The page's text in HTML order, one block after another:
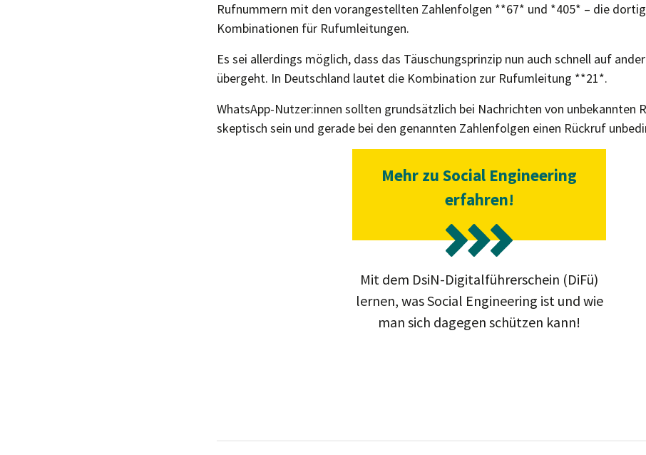
Rufnummern mit den vorangestellten Zahlenfolgen **67* und *405* – die
Kombinationen für Rufumleitungen.
Es sei allerdings möglich, dass das Täuschungsprinzip nun auch schnell auf
übergeht. In Deutschland lautet die Kombination zur Rufumleitung **21*.
WhatsApp-Nutzer:innen sollten grundsätzlich bei Nachrichten von unbekannten
skeptisch sein und gerade bei den genannten Zahlenfolgen einen Rückruf
Mehr zu Social Engineering
erfahren!
Mit dem DsiN-Digitalführerschein (DiFü)
lernen, was Social Engineering ist und wie
man sich dagegen schützen kann!